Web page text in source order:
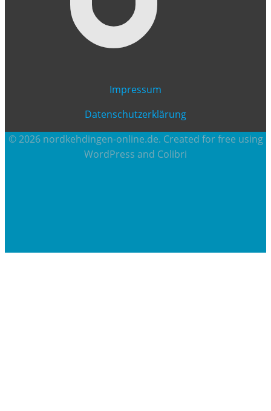
Impressum
Datenschutzerklärung
© 2026 nordkehdingen-online.de. Created for free using
WordPress and Colibri